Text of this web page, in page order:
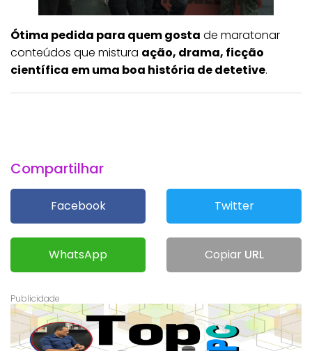
Ótima pedida para quem gosta de maratonar
conteúdos que mistura ação, drama, ficção
científica em uma boa história de detetive.
Compartilhar
Facebook Twitter
WhatsApp Copiar URL